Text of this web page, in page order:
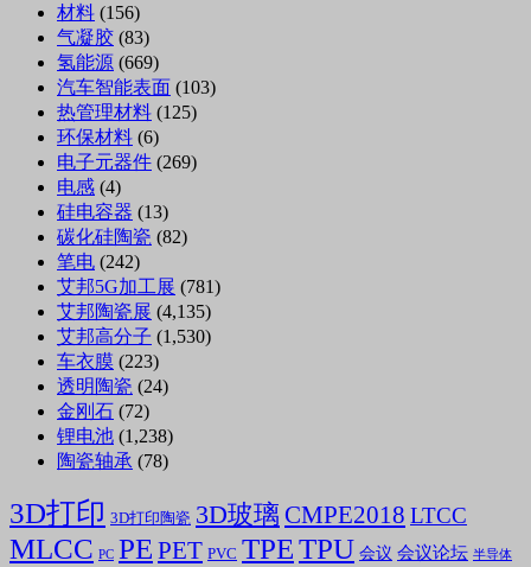
材料 (156)
气凝胶 (83)
氢能源 (669)
汽车智能表面 (103)
热管理材料 (125)
环保材料 (6)
电子元器件 (269)
电感 (4)
硅电容器 (13)
碳化硅陶瓷 (82)
笔电 (242)
艾邦5G加工展 (781)
艾邦陶瓷展 (4,135)
艾邦高分子 (1,530)
车衣膜 (223)
透明陶瓷 (24)
金刚石 (72)
锂电池 (1,238)
陶瓷轴承 (78)
3D打印 3D打印陶瓷 3D玻璃 CMPE2018 LTCC
MLCC PC PE PET PVC TPETPU 会议 会议论坛 半导体